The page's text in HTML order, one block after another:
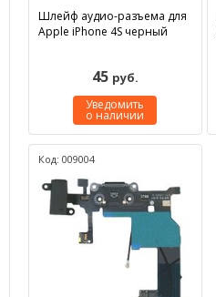
Шлейф аудио-разъема для
Apple iPhone 4S черный
45 руб.
Уведомить
о наличии
Код: 009004